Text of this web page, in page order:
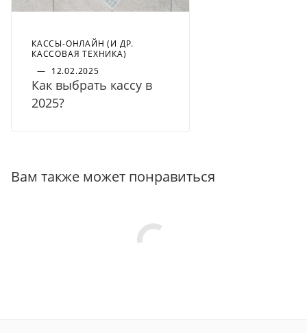
КАССЫ-ОНЛАЙН (И ДР.
КАССОВАЯ ТЕХНИКА)
— 12.02.2025
Как выбрать кассу в
2025?
Вам также может понравиться